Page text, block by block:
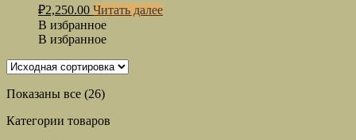
₽2,250.00 Читать далее
В избранное
В избранное
Показаны все (26)
Категории товаров